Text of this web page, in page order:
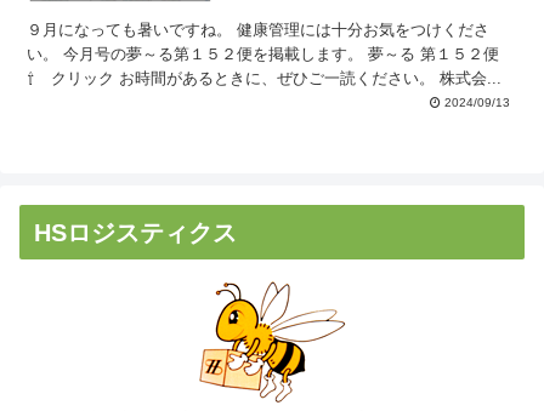
９月になっても暑いですね。 健康管理には十分お気をつけくださ
い。 今月号の夢～る第１５２便を掲載します。 夢～る 第１５２便
⇧ クリック お時間があるときに、ぜひご一読ください。 株式会...
2024/09/13
HSロジスティクス